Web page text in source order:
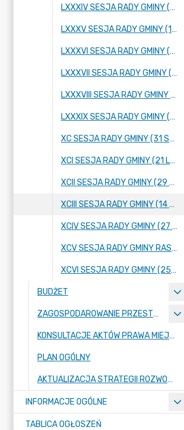
LXXXIV SESJA RADY GMINY (25 PAŹDZIERNIKA 2023 R.)
LXXXV SESJA RADY GMINY (16 LISTOPADA 2023 R.)
LXXXVI SESJA RADY GMINY (28 LISTOPADA 2023 R.)
LXXXVII SESJA RADY GMINY (14 GRUDNIA 2023 R.)
LXXXVIII SESJA RADY GMINY (21 GRUDNIA 2023 R.)
LXXXIX SESJA RADY GMINY (12 STYCZNIA 2024 R.)
XC SESJA RADY GMINY (31 STYCZNIA 2024 R.)
XCI SESJA RADY GMINY (21 LUTEGO 2024 R.)
XCII SESJA RADY GMINY (29 LUTEGO 2024 R.)
XCIII SESJA RADY GMINY (14 MARCA 2024 ROKU)
XCIV SESJA RADY GMINY (27 MARCA 2024 ROKU)
XCV SESJA RADY GMINY RASZYN (4 KWIETNIA 2024 ROKU)
XCVI SESJA RADY GMINY (25 KWIETNIA 2024 ROKU)
BUDŻET
ZAGOSPODAROWANIE PRZESTRZENNE
KONSULTACJE AKTÓW PRAWA MIEJSCOWEGO I INNYCH AKTÓW PRAWNYCH
PLAN OGÓLNY
AKTUALIZACJA STRATEGII ROZWOJU GMINY RASZYN
INFORMACJE OGÓLNE
TABLICA OGŁOSZEŃ